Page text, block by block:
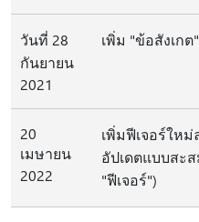
วันที่ 28
กันยายน
2021
เพิ่ม "ข้อสังเก
20
เมษายน
2022
เพิ่มฟีเจอร์ให
อัปเดตแบบสะ
"ฟีเจอร์")